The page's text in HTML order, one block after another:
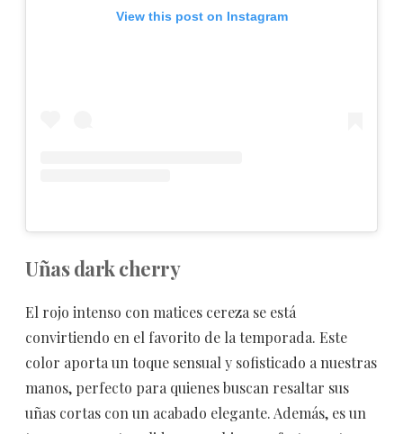
View this post on Instagram
Uñas dark cherry
El rojo intenso con matices cereza se está
convirtiendo en el favorito de la temporada. Este
color aporta un toque sensual y sofisticado a nuestras
manos, perfecto para quienes buscan resaltar sus
uñas cortas con un acabado elegante. Además, es un